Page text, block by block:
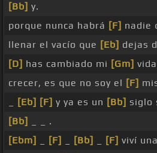
[Bb] y.
porque nunca habrá [F] nadie
llenar el vacío que [Eb] dejas
[D] has cambiado mi [Gm]
crecer, es que no soy el [F]
[Eb] [F] y ya es un [Bb] siglo
[Bb]
_ _ .
[Ebm]
[F] [Bb] [F] viví